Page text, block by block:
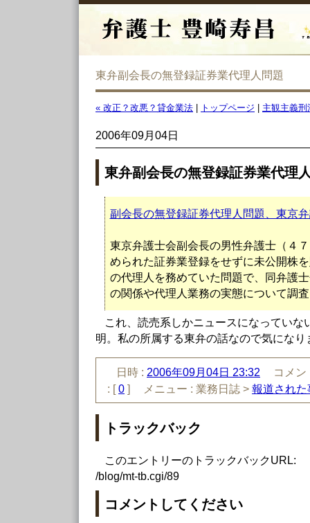
東弁副会長の無登録証券業代理人問題
« 改正？改悪？貸金業法 トップページ 主観主義
2006年09月04日
東弁副会長の無登録証券業代理
副会長の無登録証券代理人問題、東京
東京弁護士会副会長の男性弁護士（４
められた証券業登録をせずに未公開株
の代理人を務めていた問題で、同弁護
の関係や代理人業務の実態について調
これ、読売系しかニュースになっていな
明。私の所属する東弁の話なので気になり
日時 : 2006年09月04日 23:32
コメ
: [0 ] メニュー : 業務日誌 > 報道され
トラックバック
このエントリーのトラックバックURL:
/blog/mt-tb.cgi/89
コメントしてください